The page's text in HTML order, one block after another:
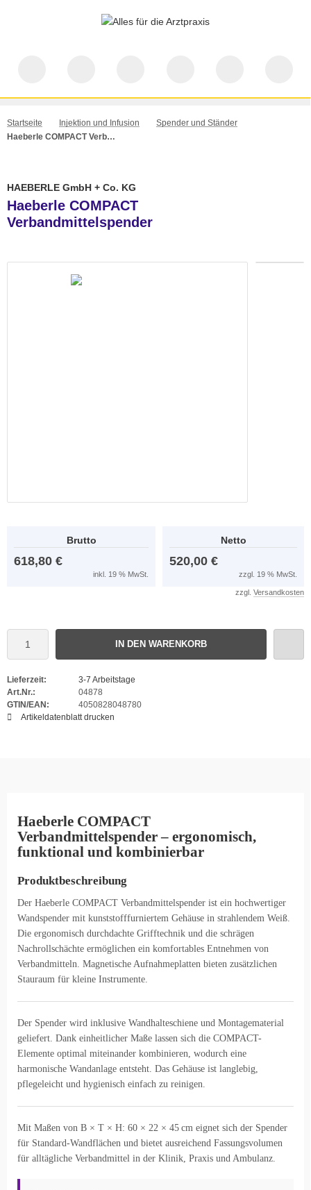
Startseite Injektion und Infusion
Spender und Ständer
Haeberle COMPACT Verbandmittelspender
HAEBERLE GmbH + Co. KG
Haeberle COMPACT
Verbandmittelspender
Brutto
618,80 €
inkl. 19 % MwSt.
Netto
520,00 €
zzgl. 19 % MwSt.
zzgl. Versandkosten
IN DEN WARENKORB
Lieferzeit:
3-7 Arbeitstage
Art.Nr.:
04878
GTIN/EAN:
4050828048780
Artikeldatenblatt drucken
Haeberle COMPACT
Verbandmittelspender – ergonomisch,
funktional und kombinierbar
Produktbeschreibung
Der Haeberle COMPACT Verbandmittelspender ist ein hochwertiger
Wandspender mit kunststofffurniertem Gehäuse in strahlendem Weiß.
Die ergonomisch durchdachte Grifftechnik und die schrägen
Nachrollschächte ermöglichen ein komfortables Entnehmen von
Verbandmitteln. Magnetische Aufnahmeplatten bieten zusätzlichen
Stauraum für kleine Instrumente.
Der Spender wird inklusive Wandhalteschiene und Montagematerial
geliefert. Dank einheitlicher Maße lassen sich die COMPACT-
Elemente optimal miteinander kombinieren, wodurch eine
harmonische Wandanlage entsteht. Das Gehäuse ist langlebig,
pflegeleicht und hygienisch einfach zu reinigen.
Mit Maßen von B × T × H: 60 × 22 × 45 cm eignet sich der Spender
für Standard-Wandflächen und bietet ausreichend Fassungsvolumen
für alltägliche Verbandmittel in der Klinik, Praxis und Ambulanz.